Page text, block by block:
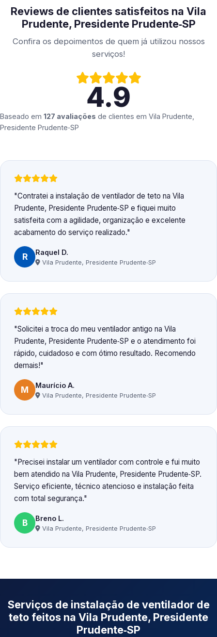
Reviews de clientes satisfeitos na Vila
Prudente, Presidente Prudente‑SP
Confira os depoimentos de quem já utilizou nossos
serviços!
4.9
Baseado em 127 avaliações de clientes em Vila Prudente,
Presidente Prudente‑SP
Contratei a instalação de ventilador de teto na Vila
Prudente, Presidente Prudente‑SP e fiquei muito
satisfeita com a agilidade, organização e excelente
acabamento do serviço realizado.
R Raquel D.
Vila Prudente, Presidente Prudente‑SP
Solicitei a troca do meu ventilador antigo na Vila
Prudente, Presidente Prudente‑SP e o atendimento foi
rápido, cuidadoso e com ótimo resultado. Recomendo
demais!
M Maurício A.
Vila Prudente, Presidente Prudente‑SP
Precisei instalar um ventilador com controle e fui muito
bem atendido na Vila Prudente, Presidente Prudente‑SP.
Serviço eficiente, técnico atencioso e instalação feita
com total segurança.
B Breno L.
Vila Prudente, Presidente Prudente‑SP
Serviços de instalação de ventilador de
teto feitos na Vila Prudente, Presidente
Prudente‑SP